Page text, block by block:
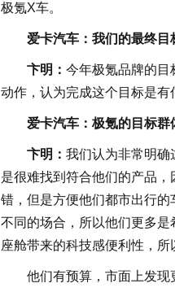
极氪X车。
爱卡汽车：我们的最终目
卞明： 今年极氪品牌的目
动作，认为完成这个目标是有
爱卡汽车：极氪的目标群
卞明： 我们认为非常明确
是很难找到符合他们的产品
错，但是方便他们都市出行
不同的场合，所以他们更多
座舱带来的科技感便利性，所
他们有预算，市面上发现更